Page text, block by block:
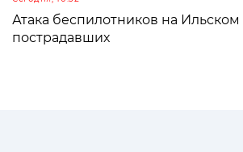
Атака беспилотников на
пострадавших